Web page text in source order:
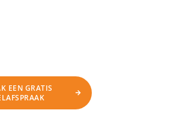
EEN GRATIS